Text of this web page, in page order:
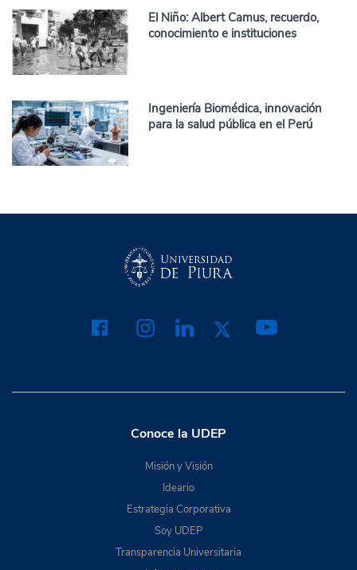
El Niño: Albert Camus, recuerdo,
conocimiento e instituciones
Ingeniería Biomédica, innovación
para la salud pública en el Perú
Conoce la UDEP
Misión y Visión
Ideario
Estrategia Corporativa
Soy UDEP
Transparencia Universitaria